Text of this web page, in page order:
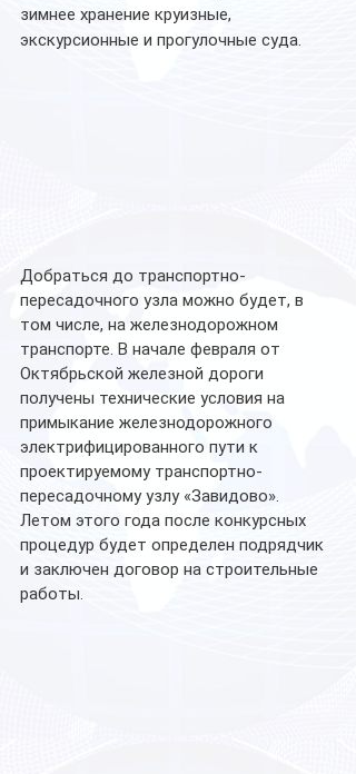
зимнее хранение круизные,
экскурсионные и прогулочные суда.
Добраться до транспортно-
пересадочного узла можно будет, в
том числе, на железнодорожном
транспорте. В начале февраля от
Октябрьской железной дороги
получены технические условия на
примыкание железнодорожного
электрифицированного пути к
проектируемому транспортно-
пересадочному узлу «Завидово».
Летом этого года после конкурсных
процедур будет определен подрядчик
и заключен договор на строительные
работы.